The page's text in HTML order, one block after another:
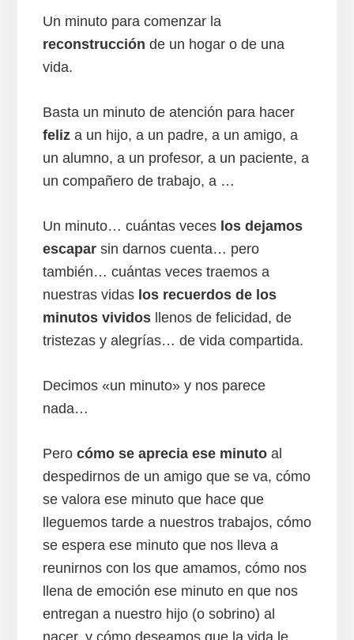
Un minuto para comenzar la
reconstrucción de un hogar o de una
vida.
Basta un minuto de atención para hacer
feliza un hijo, a un padre, a un amigo, a
un alumno, a un profesor, a un paciente, a
un compañero de trabajo, a …
Un minuto… cuántas veces los dejamos
escaparsin darnos cuenta… pero
también… cuántas veces traemos a
nuestras vidas los recuerdos de los
minutos vividosllenos de felicidad, de
tristezas y alegrías… de vida compartida.
Decimos «un minuto» y nos parece
nada…
Pero cómo se aprecia ese minutoal
despedirnos de un amigo que se va, cómo
se valora ese minuto que hace que
lleguemos tarde a nuestros trabajos, cómo
se espera ese minuto que nos lleva a
reunirnos con los que amamos, cómo nos
llena de emoción ese minuto en que nos
entregan a nuestro hijo (o sobrino) al
nacer, y cómo deseamos que la vida le